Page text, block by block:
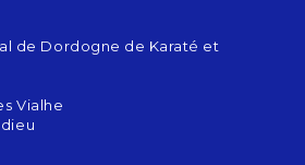
de Dordogne de Karaté et
Vialhe